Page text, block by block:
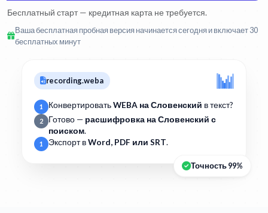
Бесплатный старт — кредитная карта не требуется.
Ваша бесплатная пробная версия начинается сегодня и включает 30
бесплатных минут
recording.weba
1 КонвертироватьWEBA на Словенский в текст?
2 Готово — расшифровка на Словенский с
поиском.
1 Экспорт вWord, PDF или SRT.
Точность 99%